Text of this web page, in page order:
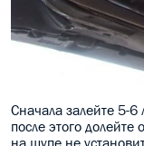
Сначала залейте 5-6
после этого долейте